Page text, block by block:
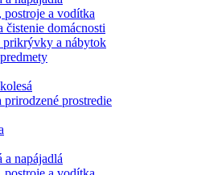
postroje a vodítka
čistenie domácnosti
prikrývky a nábytok
prirodzené prostredie
napájadlá